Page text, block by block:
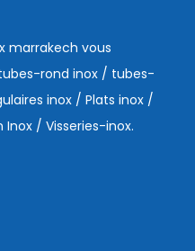
marrakech vous
rond inox / tubes-
inox / Plats inox /
/ Visseries-inox.